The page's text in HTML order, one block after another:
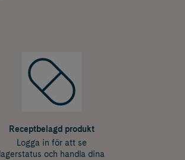
Receptbelagd produkt
Logga in för att se
lagerstatus och handla dina